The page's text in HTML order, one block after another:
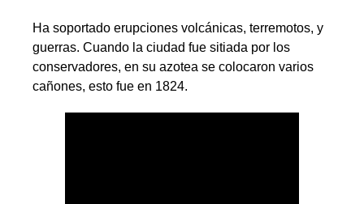
Ha soportado erupciones volcánicas, terremotos, y
guerras. Cuando la ciudad fue sitiada por los
conservadores, en su azotea se colocaron varios
cañones, esto fue en 1824.